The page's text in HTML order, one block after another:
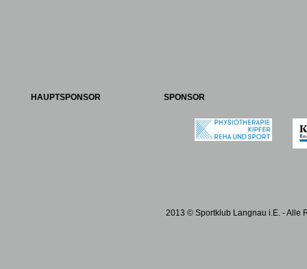
HAUPTSPONSOR SPONSOR
2013 © Sportklub Langnau i.E. - Alle